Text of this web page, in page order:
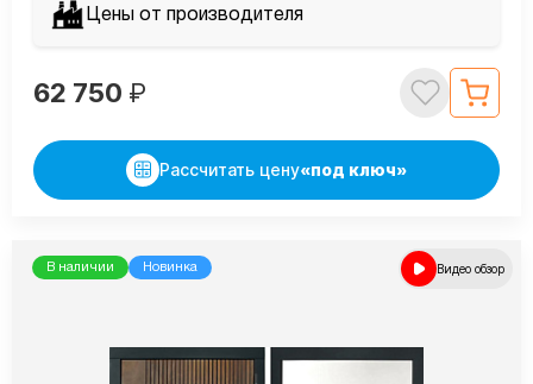
Цены от производителя
62 750 ₽
Рассчитать цену«под ключ»
В наличии Новинка Видео обзор